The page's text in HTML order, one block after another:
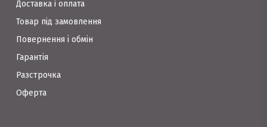
Доставка і оплата
Товар під замовлення
Повернення і обмін
Гарантія
Разстрочка
Оферта